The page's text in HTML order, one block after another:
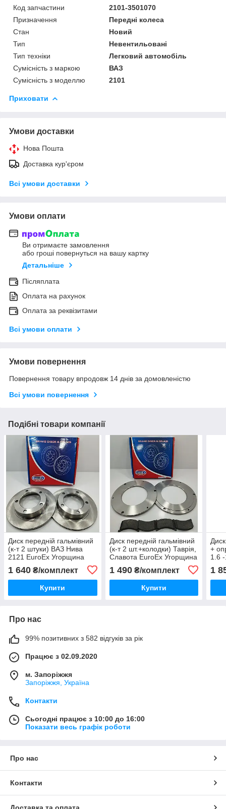
Код запчастини
2101-3501070
Призначення
Передні колеса
Стан
Новий
Тип
Невентильовані
Тип техніки
Легковий автомобіль
Сумісність з маркою
ВАЗ
Сумісність з моделлю
2101
Приховати
Умови доставки
Нова Пошта
Доставка кур'єром
Всі умови доставки
Умови оплати
Ви отримаєте замовлення
або гроші повернуться на вашу картку
Детальніше
Післяплата
Оплата на рахунок
Оплата за реквізитами
Всі умови оплати
Умови повернення
Повернення товару впродовж 14 днів за домовленістю
Всі умови повернення
Подібні товари компанії
Диск передній гальмівний
(к-т 2 штуки) ВАЗ Нива
2121 EuroEx Угорщина
1 640 ₴/комплект
Купити
Диск передній гальмівний
(к-т 2 шт.+колодки) Таврія,
Славота EuroEx Угорщина
1 490₴/комплект
Купити
+
1.6
1
Про нас
99% позитивних з 582 відгуків за рік
Працює з 02.09.2020
м. Запоріжжя
Запоріжжя, Україна
Контакти
Сьогодні працює з 10:00 до 16:00
Показати весь графік роботи
Про нас
Контакти